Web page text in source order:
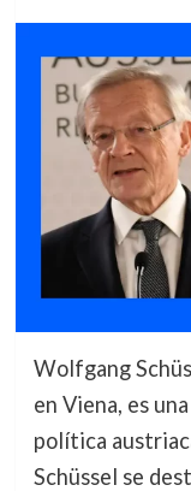
Wolfgang
en Viena, es
política
Schüssel se